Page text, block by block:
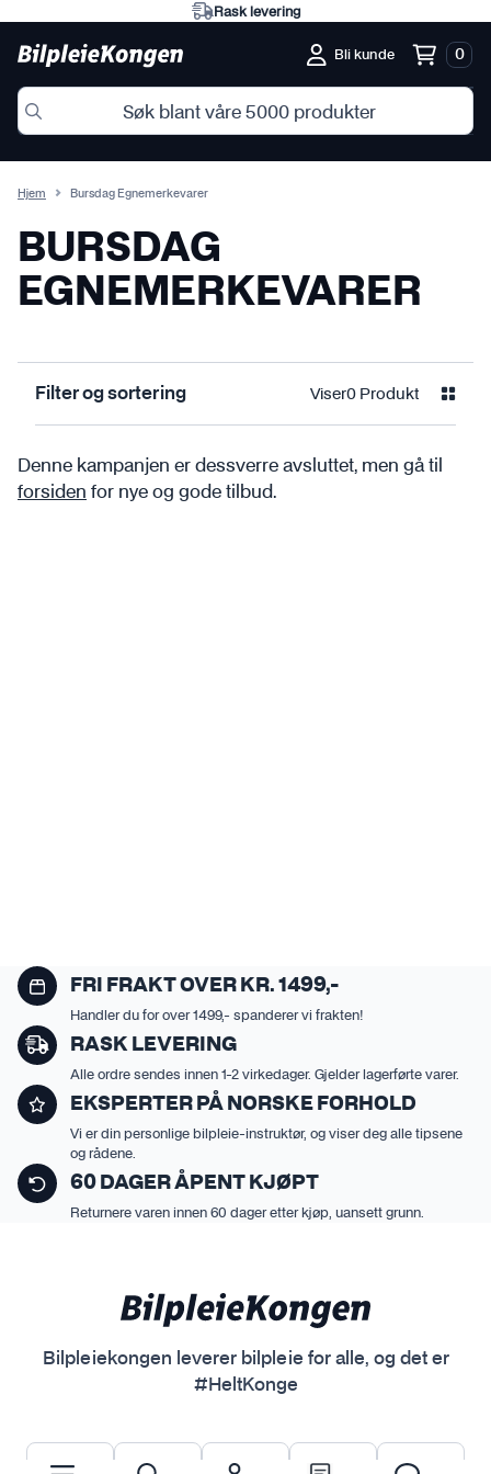
Rask levering
Bli kunde 0
Hjem Bursdag Egnemerkevarer
BURSDAG
EGNEMERKEVARER
Filter og sortering Viser0 Produkt
Denne kampanjen er dessverre avsluttet, men gå til
forsiden for nye og gode tilbud.
FRI FRAKT OVER KR. 1499,-
Handler du for over 1499,- spanderer vi frakten!
RASK LEVERING
Alle ordre sendes innen 1-2 virkedager. Gjelder lagerførte varer.
EKSPERTER PÅ NORSKE FORHOLD
Vi er din personlige bilpleie-instruktør, og viser deg alle tipsene
og rådene.
60 DAGER ÅPENT KJØPT
Returnere varen innen 60 dager etter kjøp, uansett grunn.
Bilpleiekongen leverer bilpleie for alle, og det er
#HeltKonge